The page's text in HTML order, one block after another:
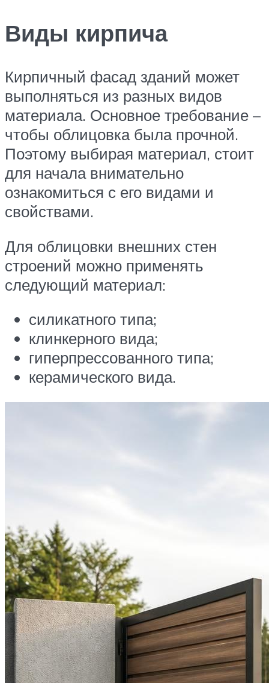
Виды кирпича
Кирпичный фасад зданий может
выполняться из разных видов
материала. Основное требование –
чтобы облицовка была прочной.
Поэтому выбирая материал, стоит
для начала внимательно
ознакомиться с его видами и
свойствами.
Для облицовки внешних стен
строений можно применять
следующий материал:
силикатного типа;
клинкерного вида;
гиперпрессованного типа;
керамического вида.